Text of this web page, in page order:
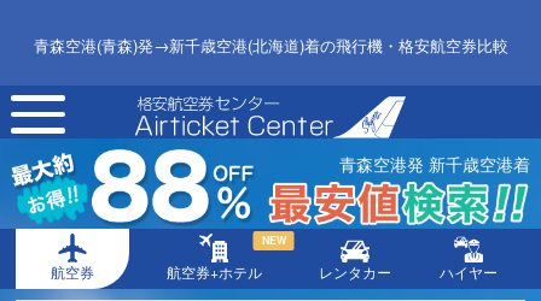
青森空港(青森)発→新千歳空港(北海道)着の飛行機・格安航空券比較
toggle
navigation
青森空港発 新千歳空港着
航空券 航空券+ホテル
NEW
レンタカー ハイヤー